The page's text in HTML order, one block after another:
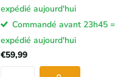
expédié aujourd'hui
Commandé avant 23h45 =
expédié aujourd'hui
€59,99